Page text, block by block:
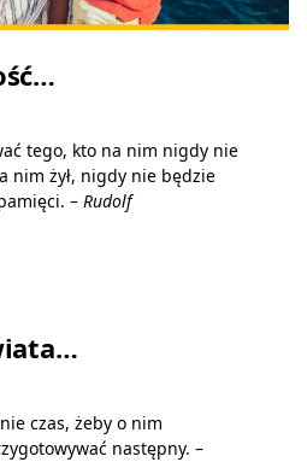
tego, kto na nim nigdy nie
nim żył, nigdy nie będzie
– Rudolf
czas, żeby o nim
następny. –